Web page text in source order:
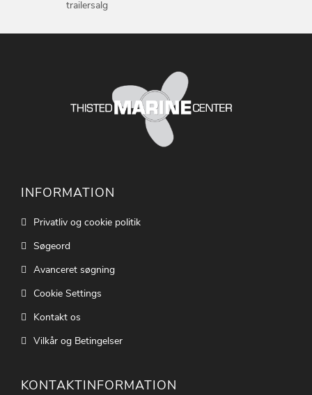
trailersalg
INFORMATION
Privatliv og cookie politik
Søgeord
Avanceret søgning
Cookie Settings
Kontakt os
Vilkår og Betingelser
KONTAKTINFORMATION